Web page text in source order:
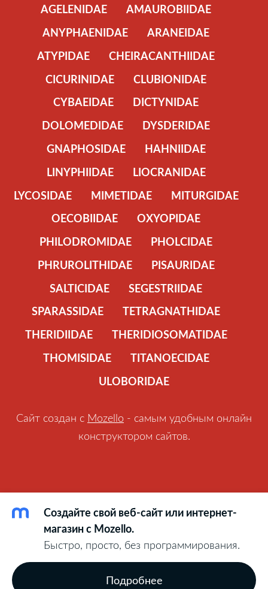
AGELENIDAE
AMAUROBIIDAE
ANYPHAENIDAE
ARANEIDAE
ATYPIDAE
CHEIRACANTHIIDAE
CICURINIDAE
CLUBIONIDAE
CYBAEIDAE
DICTYNIDAE
DOLOMEDIDAE
DYSDERIDAE
GNAPHOSIDAE
HAHNIIDAE
LINYPHIIDAE
LIOCRANIDAE
LYCOSIDAE
MIMETIDAE
MITURGIDAE
OECOBIIDAE
OXYOPIDAE
PHILODROMIDAE
PHOLCIDAE
PHRUROLITHIDAE
PISAURIDAE
SALTICIDAE
SEGESTRIIDAE
SPARASSIDAE
TETRAGNATHIDAE
THERIDIIDAE
THERIDIOSOMATIDAE
THOMISIDAE
TITANOECIDAE
ULOBORIDAE
Сайт создан с Mozello - самым удобным онлайн
конструктором сайтов.
Создайте свой веб-сайт или интернет-
магазин с Mozello.
Быстро, просто, без программирования.
Подробнее